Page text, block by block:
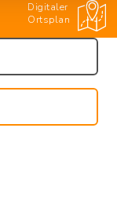
Digitaler
Ortsplan